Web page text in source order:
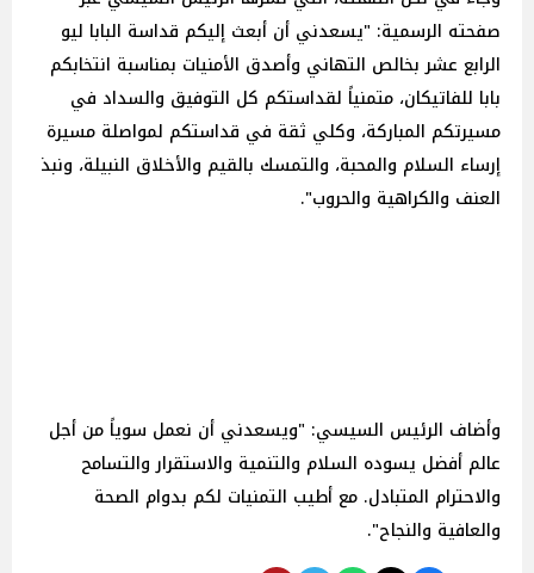
صفحته الرسمية: "يسعدني أن أبعث إليكم قداسة البابا ليو
الرابع عشر بخالص التهاني وأصدق الأمنيات بمناسبة انتخابكم
بابا للفاتيكان، متمنياً لقداستكم كل التوفيق والسداد في
مسيرتكم المباركة، وكلي ثقة في قداستكم لمواصلة مسيرة
إرساء السلام والمحبة، والتمسك بالقيم والأخلاق النبيلة، ونبذ
العنف والكراهية والحروب".
وأضاف الرئيس السيسي: "ويسعدني أن نعمل سوياً من أجل
عالم أفضل يسوده السلام والتنمية والاستقرار والتسامح
والاحترام المتبادل. مع أطيب التمنيات لكم بدوام الصحة
والعافية والنجاح".